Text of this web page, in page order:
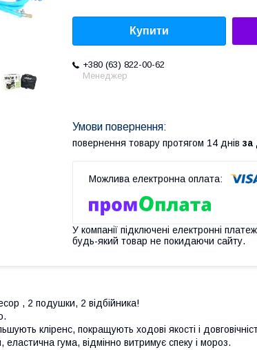
Купити
+380 (63) 822-00-62
Менеджер
повернення товару протягом 14 днів за
У компанії підключені електронні
будь-який товар не покидаючи сайту.
, 2 подушки, 2 відбійника!
кліренс, покращують ходові якості і
гума, відмінно витримує спеку і мороз.